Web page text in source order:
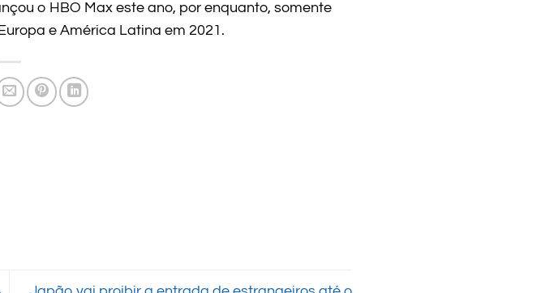
o HBO Max este ano, por enquanto, somente
e América Latina em 2021.